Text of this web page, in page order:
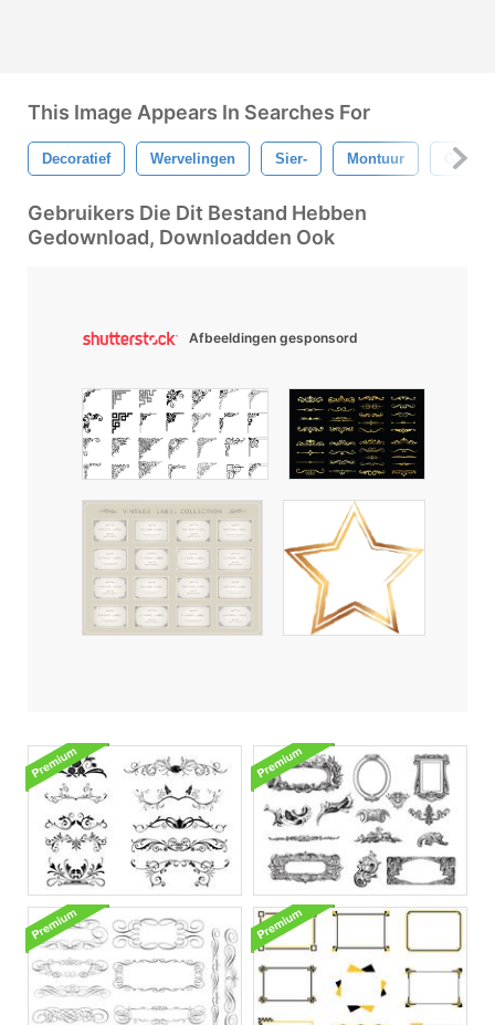
This Image Appears In Searches For
Decoratief Wervelingen Sier- Montuur Grens
Gebruikers Die Dit Bestand Hebben
Gedownload, Downloadden Ook
Afbeeldingen gesponsord